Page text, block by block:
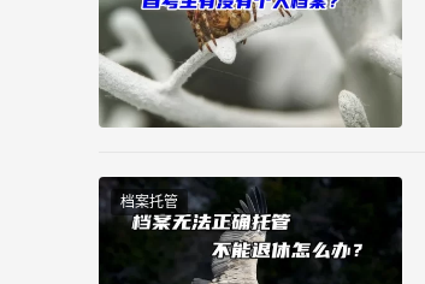
档案托管